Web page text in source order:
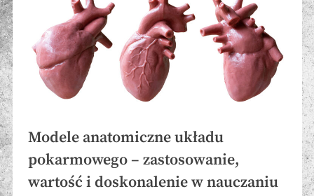
maj
2025
Modele anatomiczne układu
pokarmowego – zastosowanie,
wartość i doskonalenie w nauczaniu